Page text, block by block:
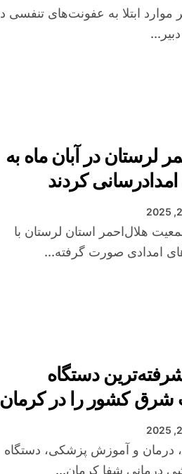
لرستان در آبان ماه به
امدادی صورت گرفته...
دستگاه
شرق کشور را در کرمان
درمانی شفا کرمان...